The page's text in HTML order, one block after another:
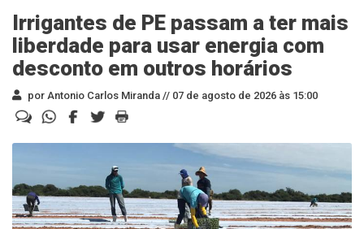
Irrigantes de PE passam a ter mais
liberdade para usar energia com
desconto em outros horários
por Antonio Carlos Miranda // 07 de agosto de 2026 às 15:00